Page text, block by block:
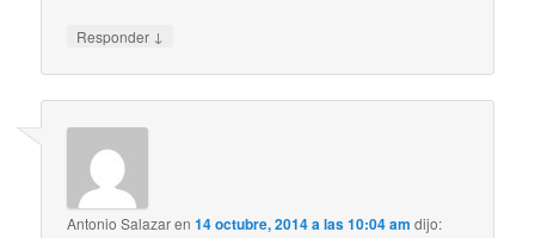
Responder ↓
Antonio Salazaren14 octubre, 2014 a las 10:04 am dijo: